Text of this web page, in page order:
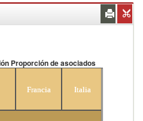
Proporción de asociados
Francia Italia